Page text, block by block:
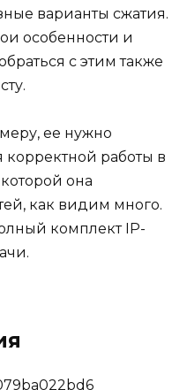
варианты сжатия.
особенности и
с этим также
ее нужно
корректной работы в
она
как видим много.
комплект IP-